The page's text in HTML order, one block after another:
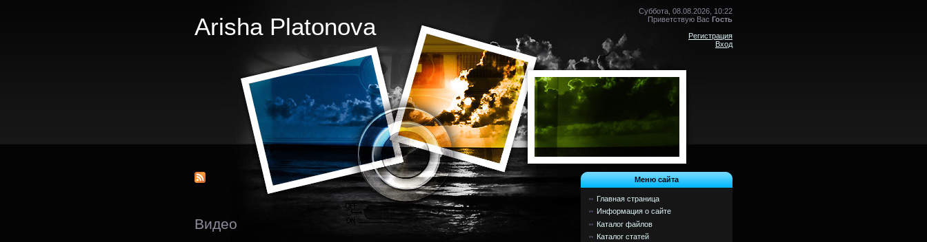
Arisha Platonova
Суббота, 08.08.2026, 10:22
Приветствую Вас Гость
Регистрация
Вход
Видео
Меню сайта
Главная страница
Информация о сайте
Каталог файлов
Каталог статей